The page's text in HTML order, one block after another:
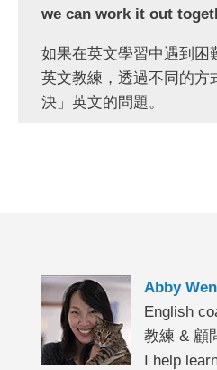
we can work it out
如果在英文學習中遇到困
英文教練，透過不同的方
決」英文的問題。
Abby
English
教練 & 顧
I help